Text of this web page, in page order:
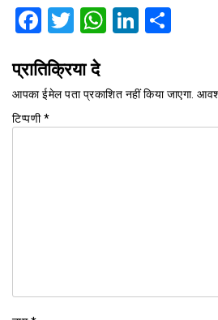
Facebook
Twitter
WhatsApp
LinkedIn
प्रातिक्रिया दे
आपका ईमेल पता प्रकाशित नहीं किया जाएगा.
टिप्पणी*